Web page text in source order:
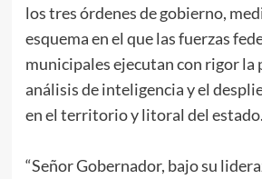
los tres órdenes de gobierno,
esquema en el que las fuerzas
municipales ejecutan con rigor la
análisis de inteligencia y el
en el territorio y litoral del estado.
“Señor Gobernador, bajo su